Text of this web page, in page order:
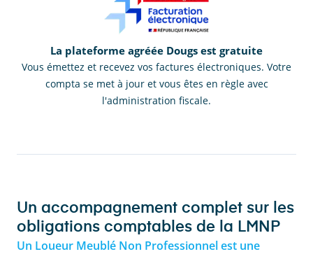
La plateforme agréée Dougs est gratuite
Vous émettez et recevez vos factures électroniques. Votre
compta se met à jour et vous êtes en règle avec
l'administration fiscale.
Un accompagnement complet sur les
obligations comptables de la LMNP
Un Loueur Meublé Non Professionnel est une